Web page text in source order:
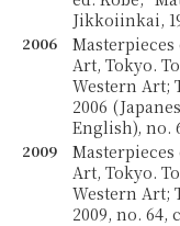
Jikkoiinkai,
2006
Art, Tokyo.
Western Art;
2006
English), no.
2009
Art, Tokyo.
Western Art;
2009, no. 64,